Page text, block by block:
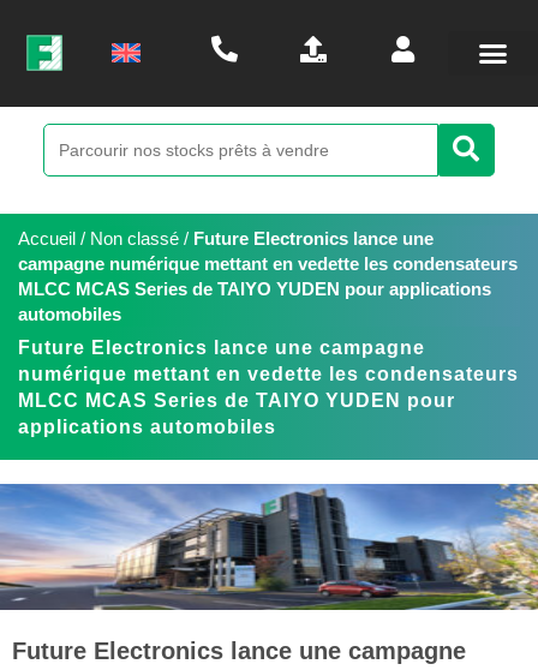
Accueil / Non classé / Future Electronics lance une
campagne numérique mettant en vedette les condensateurs
MLCC MCAS Series de TAIYO YUDEN pour applications
automobiles
Future Electronics lance une campagne
numérique mettant en vedette les condensateurs
MLCC MCAS Series de TAIYO YUDEN pour
applications automobiles
Future Electronics lance une campagne